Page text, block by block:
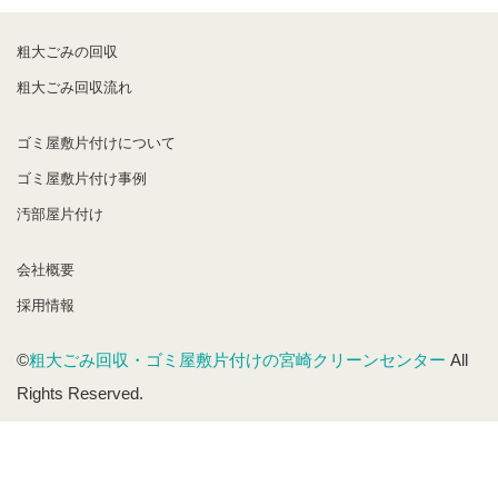
粗大ごみの回収
粗大ごみ回収流れ
ゴミ屋敷片付けについて
ゴミ屋敷片付け事例
汚部屋片付け
会社概要
採用情報
©粗大ごみ回収・ゴミ屋敷片付けの宮崎クリーンセンター All
Rights Reserved.